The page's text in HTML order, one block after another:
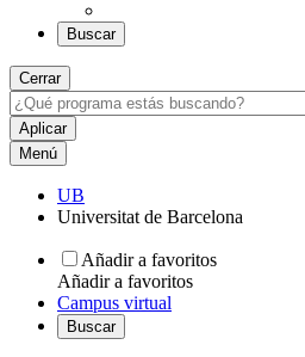
Buscar
Cerrar
Menú
UB
Universitat de Barcelona
Añadir a favoritos
Añadir a favoritos
Campus virtual
Buscar